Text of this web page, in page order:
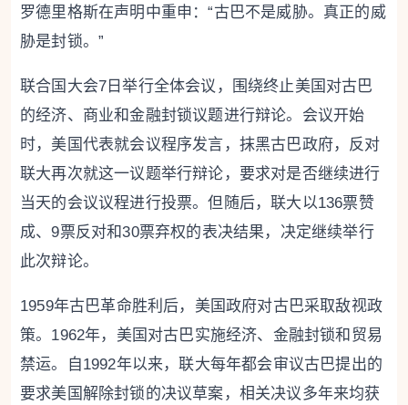
罗德里格斯在声明中重申：“古巴不是威胁。真正的威
胁是封锁。”
联合国大会7日举行全体会议，围绕终止美国对古巴
的经济、商业和金融封锁议题进行辩论。会议开始
时，美国代表就会议程序发言，抹黑古巴政府，反对
联大再次就这一议题举行辩论，要求对是否继续进行
当天的会议议程进行投票。但随后，联大以136票赞
成、9票反对和30票弃权的表决结果，决定继续举行
此次辩论。
1959年古巴革命胜利后，美国政府对古巴采取敌视政
策。1962年，美国对古巴实施经济、金融封锁和贸易
禁运。自1992年以来，联大每年都会审议古巴提出的
要求美国解除封锁的决议草案，相关决议多年来均获